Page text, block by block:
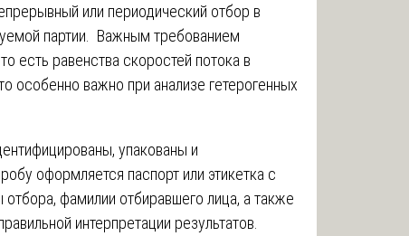
или периодический отбор в
партии. Важным требованием
есть равенства скоростей потока в
особенно важно при анализе гетерогенных
упакованы и
оформляется паспорт или этикетка с
фамилии отбиравшего лица, а также
интерпретации результатов.